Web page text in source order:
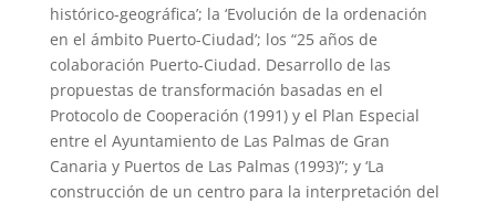
histórico-geográfica’; la ‘Evolución de la ordenación
en el ámbito Puerto-Ciudad’; los “25 años de
colaboración Puerto-Ciudad. Desarrollo de las
propuestas de transformación basadas en el
Protocolo de Cooperación (1991) y el Plan Especial
entre el Ayuntamiento de Las Palmas de Gran
Canaria y Puertos de Las Palmas (1993)”; y ‘La
construcción de un centro para la interpretación del